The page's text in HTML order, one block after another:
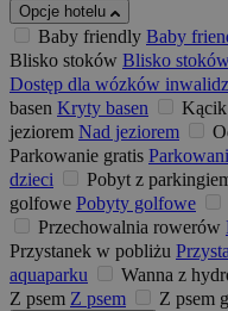
Opcje hotelu
Baby friendly Baby
Blisko stoków Blisko
Dostęp dla wózków
basen Kryty basen
jeziorem Nad jeziorem
Parkowanie gratis
dzieci
Pobyt z
golfowe Pobyty golfowe
Przechowalnia rowerów
Przystanek w pobliżu
aquaparku
Wanna z
Z psem Z psem Z psem